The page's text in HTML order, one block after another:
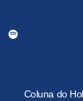
Coluna do